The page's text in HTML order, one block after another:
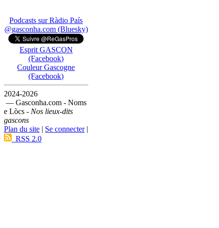
Podcasts sur Ràdio País
@gasconha.com (Bluesky)
Esprit GASCON
(Facebook)
Couleur Gascogne
(Facebook)
2024-2026
— Gasconha.com - Noms
e Lòcs - Nos lieux-dits
gascons
Plan du site | Se connecter|
RSS 2.0